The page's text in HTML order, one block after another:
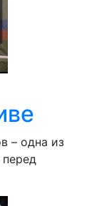
– одна из